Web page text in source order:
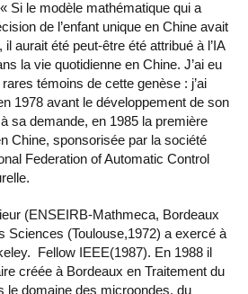
Si le modèle mathématique qui a
de l’enfant unique en Chine avait
il aurait été peut-être été attribué à l’IA
la vie quotidienne en Chine. J’ai eu
témoins de cette genèse : j’ai
1978 avant le développement de son
sa demande, en 1985 la première
Chine, sponsorisée par la société
Federation of Automatic Control
(ENSEIRB-Mathmeca, Bordeaux
Sciences (Toulouse,1972) a exercé à
Fellow IEEE(1987). En 1988 il
créée à Bordeaux en Traitement du
le domaine des microondes, du